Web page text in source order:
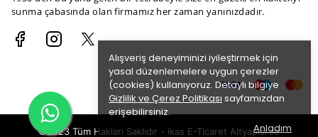
Alışveriş deneyiminizi iyileştirmek için
yasal düzenlemelere uygun çerezler
(cookies) kullanıyoruz. Detaylı bilgiye
Gizlilik ve Çerez Politikası sayfamızdan
erişebilirsiniz.
Anladım
sunma çabasında olan firmamız her zaman yanınızdadır.
©2023 Tüm Hakları Saklıdır - ikas E-Ticaret Altyapısı ile